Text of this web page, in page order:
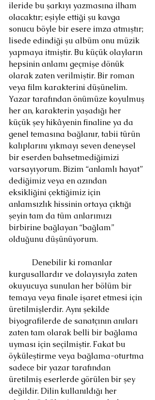
ileride bu şarkıyı yazmasına ilham
olacaktır; eşiyle ettiği şu kavga
sonucu böyle bir esere imza atmıştır;
lisede edindiği şu albüm onu müzik
yapmaya itmiştir. Bu küçük olayların
hepsinin anlamı geçmişe dönük
olarak zaten verilmiştir. Bir roman
veya film karakterini düşünelim.
Yazar tarafından önümüze koyulmuş
her an, karakterin yaşadığı her
küçük şey hikâyenin finaline ya da
genel temasına bağlanır, tabii türün
kalıplarını yıkmayı seven deneysel
bir eserden bahsetmediğimizi
varsayıyorum. Bizim “anlamlı hayat”
dediğimiz veya en azından
eksikliğini çektiğimiz için
anlamsızlık hissinin ortaya çıktığı
şeyin tam da tüm anlarımızı
birbirine bağlayan “bağlam”
olduğunu düşünüyorum.
Denebilir ki romanlar
kurgusallardır ve dolayısıyla zaten
okuyucuya sunulan her bölüm bir
temaya veya finale işaret etmesi için
üretilmişlerdir. Aynı şekilde
biyografilerde de sanatçının anıları
zaten tam olarak belli bir bağlama
uyması için seçilmiştir. Fakat bu
öyküleştirme veya bağlama-oturtma
sadece bir yazar tarafından
üretilmiş eserlerde görülen bir şey
değildir. Dilin kullanıldığı her